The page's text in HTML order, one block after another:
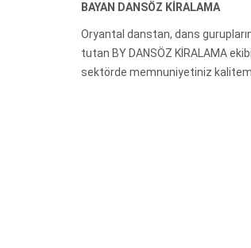
BAYAN DANSÖZ KİRALAMA
Oryantal danstan, dans
tutan BY DANSÖZ KİRALAMA
sektörde memnuniyetiniz